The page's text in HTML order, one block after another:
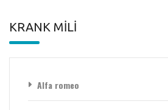
KRANK MİLİ
Alfa romeo